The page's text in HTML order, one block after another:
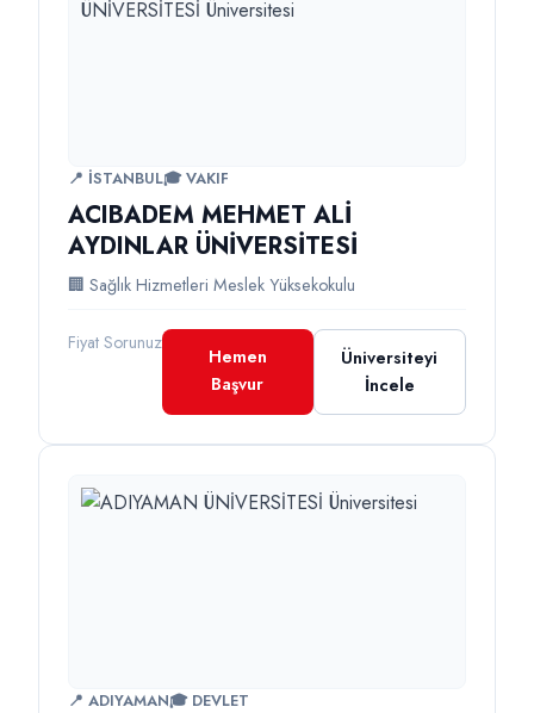
📍 İSTANBUL🎓 VAKIF
ACIBADEM MEHMET ALİ
AYDINLAR ÜNİVERSİTESİ
🏢 Sağlık Hizmetleri Meslek Yüksekokulu
Fiyat Sorunuz
Hemen
Başvur
Üniversiteyi
İncele
📍 ADIYAMAN🎓 DEVLET